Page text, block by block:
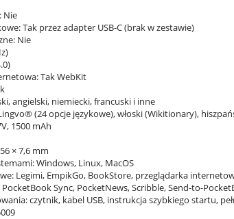
Nie
Tak przez adapter USB-C (brak w zestawie)
Nie
Tak WebKit
angielski, niemiecki, francuski i inne
Lingvo® (24 opcje językowe), włoski (Wikitionary),
1500 mAh
× 7,6 mm
Windows, Linux, MacOS
Legimi, EmpikGo, BookStore, przeglądarka
Sync, PocketNews, Scribble, Send-to-
czytnik, kabel USB, instrukcja szybkiego startu,